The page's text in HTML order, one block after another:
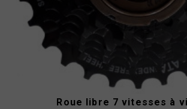
Roue libre 7 vitesses à